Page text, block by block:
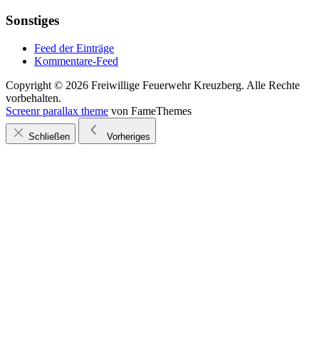
Sonstiges
Feed der Einträge
Kommentare-Feed
Copyright © 2026 Freiwillige Feuerwehr Kreuzberg. Alle Rechte
vorbehalten.
Screenr parallax theme von FameThemes
Schließen Vorheriges